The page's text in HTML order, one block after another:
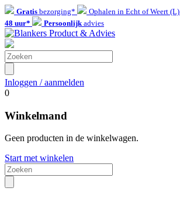
Gratis bezorging* Ophalen in Echt of Weert (L)
48 uur*
Persoonlijkadvies
Inloggen / aanmelden
0
Winkelmand
Geen producten in de winkelwagen.
Start met winkelen